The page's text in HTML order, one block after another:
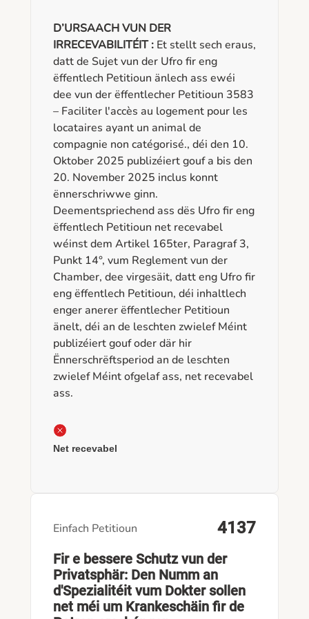
des problèmes de trouver un
appartement lorsque les propriétaires
ne veulent pas louer à des Revis , ils
prennent beaucoup de logement sociaux
qui peuvent utilisés pour des personnes
en plus situations précaires.
D’URSAACH VUN DER
IRRECEVABILITÉIT : Et stellt sech eraus,
datt de Sujet vun der Ufro fir eng
ëffentlech Petitioun änlech ass ewéi
dee vun der ëffentlecher Petitioun 3583
– Faciliter l'accès au logement pour les
locataires ayant un animal de
compagnie non catégorisé., déi den 10.
Oktober 2025 publizéiert gouf a bis den
20. November 2025 inclus konnt
ënnerschriwwe ginn.
Deementspriechend ass dës Ufro fir eng
ëffentlech Petitioun net recevabel
wéinst dem Artikel 165ter, Paragraf 3,
Punkt 14°, vum Reglement vun der
Chamber, dee virgesäit, datt eng Ufro fir
eng ëffentlech Petitioun, déi inhaltlech
enger anerer ëffentlecher Petitioun
änelt, déi an de leschten zwielef Méint
publizéiert gouf oder där hir
Ënnerschrëftsperiod an de leschten
zwielef Méint ofgelaf ass, net recevabel
ass.
Net recevabel
Fir e bessere Schutz vun der
Privatsphär: Den Numm an
d'Spezialitéit vum Dokter sollen
net méi um Krankeschäin fir de
Einfach Petitioun 4137